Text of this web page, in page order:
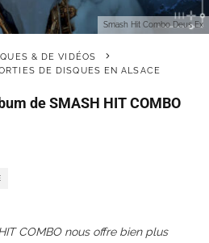
Smash Hit Combo Deus Ex
& DE VIDÉOS
DE DISQUES EN ALSACE
de SMASH HIT COMBO
COMBO nous offre bien plus